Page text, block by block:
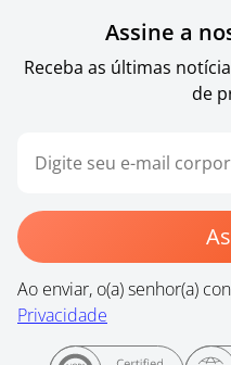
Assine a
Receba as últimas
de
Ao enviar, o(a) senhor(a)
Privacidade